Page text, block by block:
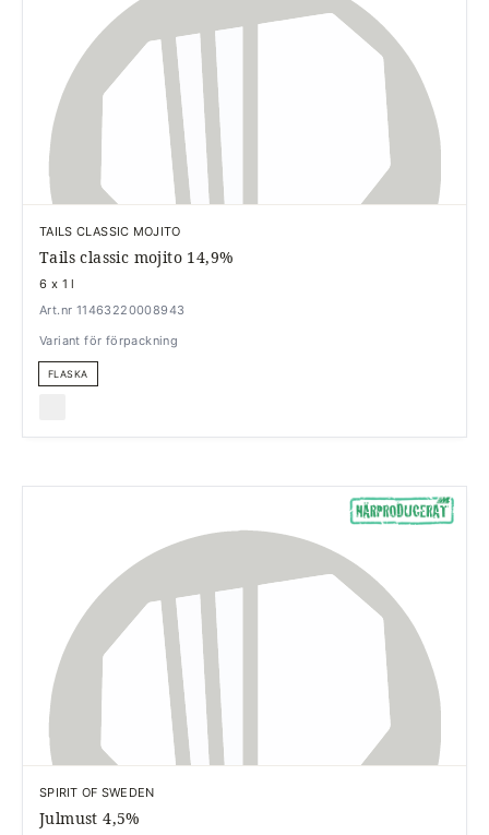
TAILS CLASSIC MOJITO
Tails classic mojito 14,9%
6 x 1 l
Art.nr 11463220008943
Variant för förpackning
FLASKA
SPIRIT OF SWEDEN
Julmust 4,5%